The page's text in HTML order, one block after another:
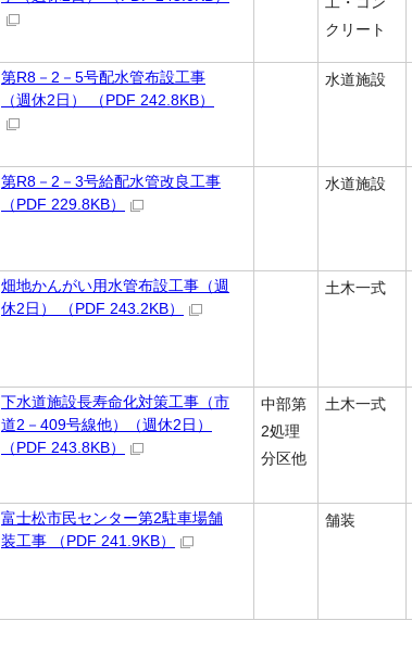
クリート
第R8－2－5号配水管布設工事
（週休2日） （PDF 242.8KB）
水道施設
第R8－2－3号給配水管改良工事
（PDF 229.8KB）
水道施設
畑地かんがい用水管布設工事（週
休2日） （PDF 243.2KB）
土木一式
下水道施設長寿命化対策工事（市
道2－409号線他）（週休2日）
（PDF 243.8KB）
中部第
2処理
分区他
土木一式
富士松市民センター第2駐車場舗
装工事 （PDF 241.9KB）
舗装